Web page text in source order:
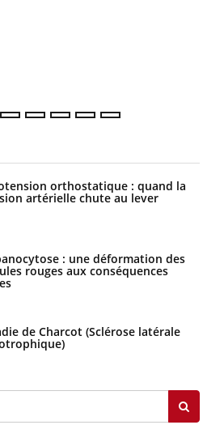
orthostatique : quand la
artérielle chute au lever
: une déformation des
rouges aux conséquences
de Charcot (Sclérose latérale